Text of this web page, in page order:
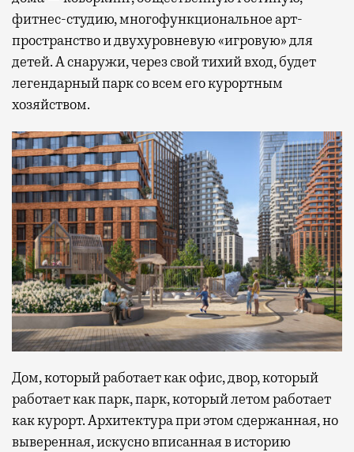
фитнес-студию, многофункциональное арт-
пространство и двухуровневую «игровую» для
детей. А снаружи, через свой тихий вход, будет
легендарный парк со всем его курортным
хозяйством.
Дом, который работает как офис, двор, который
работает как парк, парк, который летом работает
как курорт. Архитектура при этом сдержанная, но
выверенная, искусно вписанная в историю